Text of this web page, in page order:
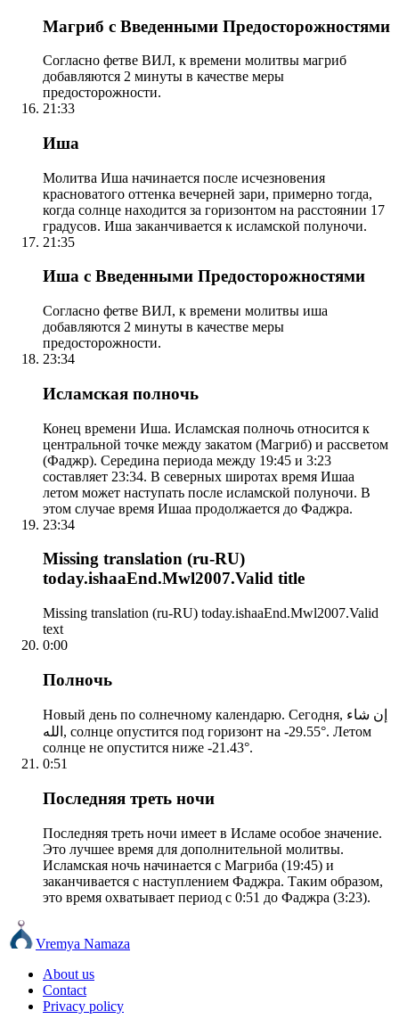
Магриб с Введенными Предосторожностями
Согласно фетве ВИЛ, к времени молитвы магриб
добавляются 2 минуты в качестве меры
предосторожности.
21:33
Иша
Молитва Иша начинается после исчезновения
красноватого оттенка вечерней зари, примерно тогда,
когда солнце находится за горизонтом на расстоянии 17
градусов. Иша заканчивается к исламской полуночи.
21:35
Иша с Введенными Предосторожностями
Согласно фетве ВИЛ, к времени молитвы иша
добавляются 2 минуты в качестве меры
предосторожности.
23:34
Исламская полночь
Конец времени Иша. Исламская полночь относится к
центральной точке между закатом (Магриб) и рассветом
(Фаджр). Середина периода между 19:45 и 3:23
составляет 23:34. В северных широтах время Ишаа
летом может наступать после исламской полуночи. В
этом случае время Ишаа продолжается до Фаджра.
23:34
Missing translation (ru-RU)
today.ishaaEnd.Mwl2007.Valid title
Missing translation (ru-RU) today.ishaaEnd.Mwl2007.Valid
text
0:00
Полночь
Новый день по солнечному календарю. Сегодня, إن شاء
الله, солнце опустится под горизонт на -29.55°. Летом
солнце не опустится ниже -21.43°.
0:51
Последняя треть ночи
Последняя треть ночи имеет в Исламе особое значение.
Это лучшее время для дополнительной молитвы.
Исламская ночь начинается с Магриба (19:45) и
заканчивается с наступлением Фаджра. Таким образом,
это время охватывает период с 0:51 до Фаджра (3:23).
Vremya Namaza
About us
Contact
Privacy policy